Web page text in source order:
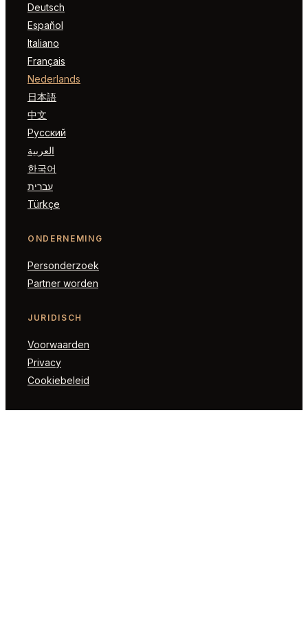
Deutsch
Español
Italiano
Français
Nederlands
日本語
中文
Русский
العربية
한국어
עברית
Türkçe
ONDERNEMING
Personderzoek
Partner worden
JURIDISCH
Voorwaarden
Privacy
Cookiebeleid